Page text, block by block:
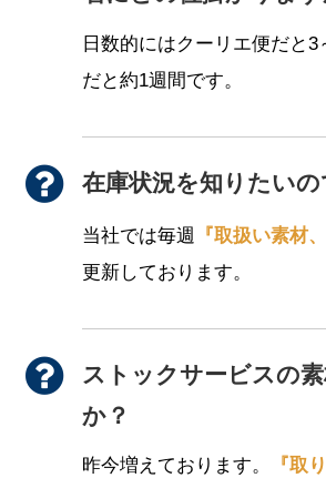
日数的にはクーリエ便だと3
だと約1週間です。
在庫状況を知りたいの
当社では毎週 『取扱い素材
更新しております。
ストックサービスの
か？
昨今増えております。
『取